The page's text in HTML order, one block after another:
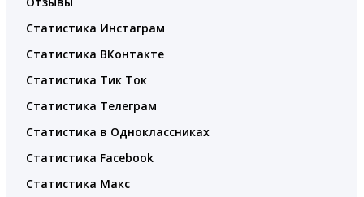
Статистика Инстаграм
Статистика ВКонтакте
Статистика Тик Ток
Статистика Телеграм
Статистика в Одноклассниках
Статистика Facebook
Статистика Макс